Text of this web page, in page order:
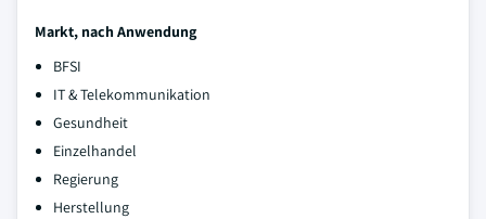
Markt, nach Anwendung
BFSI
IT & Telekommunikation
Gesundheit
Einzelhandel
Regierung
Herstellung